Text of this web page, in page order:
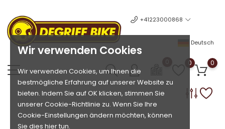
Wir verwenden Cookies
Wir verwenden Cookies, um Ihnen die
bestmögliche Erfahrung auf unserer Website zu
bieten. Indem Sie auf OK klicken, stimmen Sie
unserer Cookie-Richtlinie zu. Wenn Sie Ihre
Cookie-Einstellungen ändern möchten, können
Sie dies hier tun.
+41223000868
Deutsch
0 0